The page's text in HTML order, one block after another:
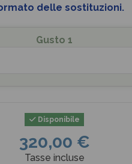
delle sostituzioni.
Gusto 1
Disponibile
320,00 €
Tasse incluse